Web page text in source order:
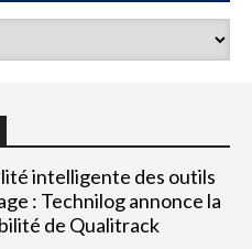
intelligente des outils
: Technilog annonce la
de Qualitrack